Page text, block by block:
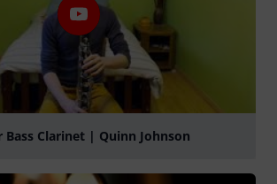
Bass Clarinet | Quinn Johnson